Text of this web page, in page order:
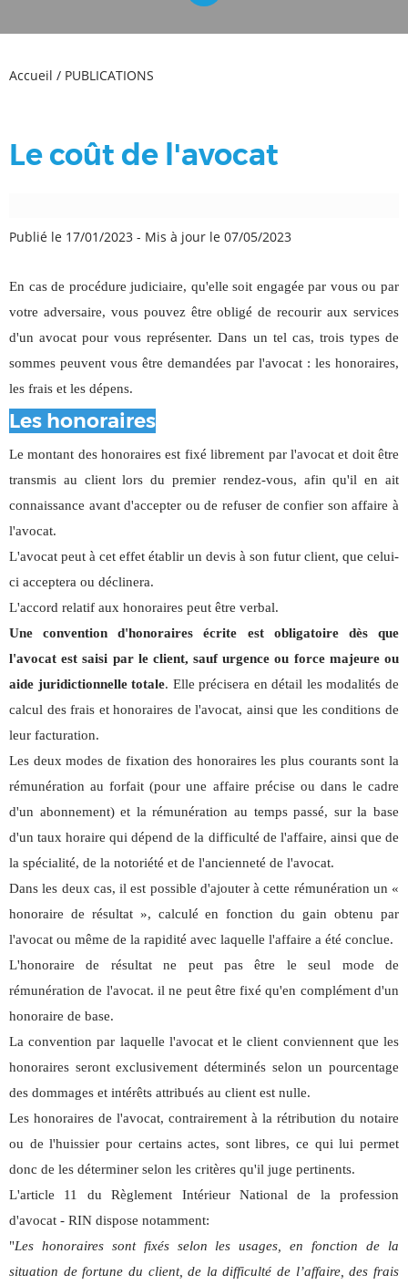
Accueil / PUBLICATIONS
Le coût de l'avocat
Publié le 17/01/2023 - Mis à jour le 07/05/2023
En cas de procédure judiciaire, qu'elle soit engagée par vous ou par
votre adversaire, vous pouvez être obligé de recourir aux services
d'un avocat pour vous représenter. Dans un tel cas, trois types de
sommes peuvent vous être demandées par l'avocat : les honoraires,
les frais et les dépens.
Les honoraires
Le montant des honoraires est fixé librement par l'avocat et doit être
transmis au client lors du premier rendez-vous, afin qu'il en ait
connaissance avant d'accepter ou de refuser de confier son affaire à
l'avocat.
L'avocat peut à cet effet établir un devis à son futur client, que celui-
ci acceptera ou déclinera.
L'accord relatif aux honoraires peut être verbal.
Une convention d'honoraires écrite est obligatoire dès que
l'avocat est saisi par le client, sauf urgence ou force majeure ou
aide juridictionnelle totale. Elle précisera en détail les modalités de
calcul des frais et honoraires de l'avocat, ainsi que les conditions de
leur facturation.
Les deux modes de fixation des honoraires les plus courants sont la
rémunération au forfait (pour une affaire précise ou dans le cadre
d'un abonnement) et la rémunération au temps passé, sur la base
d'un taux horaire qui dépend de la difficulté de l'affaire, ainsi que de
la spécialité, de la notoriété et de l'ancienneté de l'avocat.
Dans les deux cas, il est possible d'ajouter à cette rémunération un «
honoraire de résultat », calculé en fonction du gain obtenu par
l'avocat ou même de la rapidité avec laquelle l'affaire a été conclue.
L'honoraire de résultat ne peut pas être le seul mode de
rémunération de l'avocat. il ne peut être fixé qu'en complément d'un
honoraire de base.
La convention par laquelle l'avocat et le client conviennent que les
honoraires seront exclusivement déterminés selon un pourcentage
des dommages et intérêts attribués au client est nulle.
Les honoraires de l'avocat, contrairement à la rétribution du notaire
ou de l'huissier pour certains actes, sont libres, ce qui lui permet
donc de les déterminer selon les critères qu'il juge pertinents.
L'article 11 du Règlement Intérieur National de la profession
d'avocat - RIN dispose notamment:
"Les honoraires sont fixés selon les usages, en fonction de la
situation de fortune du client, de la difficulté de l’affaire, des frais